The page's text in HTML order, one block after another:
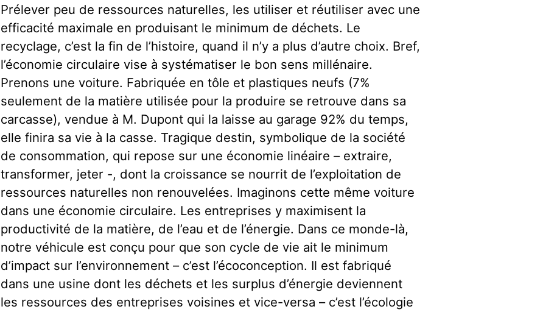
Prélever peu de ressources naturelles, les utiliser et réutiliser avec une
efficacité maximale en produisant le minimum de déchets. Le
recyclage, c’est la fin de l’histoire, quand il n’y a plus d’autre choix. Bref,
l’économie circulaire vise à systématiser le bon sens millénaire.
Prenons une voiture. Fabriquée en tôle et plastiques neufs (7%
seulement de la matière utilisée pour la produire se retrouve dans sa
carcasse), vendue à M. Dupont qui la laisse au garage 92% du temps,
elle finira sa vie à la casse. Tragique destin, symbolique de la société
de consommation, qui repose sur une économie linéaire – extraire,
transformer, jeter -, dont la croissance se nourrit de l’exploitation de
ressources naturelles non renouvelées. Imaginons cette même voiture
dans une économie circulaire. Les entreprises y maximisent la
productivité de la matière, de l’eau et de l’énergie. Dans ce monde-là,
notre véhicule est conçu pour que son cycle de vie ait le minimum
d’impact sur l’environnement – c’est l’écoconception. Il est fabriqué
dans une usine dont les déchets et les surplus d’énergie deviennent
les ressources des entreprises voisines et vice-versa – c’est l’écologie